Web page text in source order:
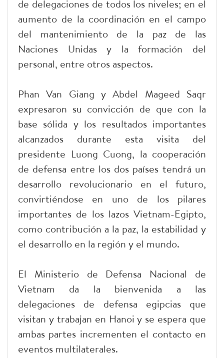
de delegaciones de todos los niveles; en el
aumento de la coordinación en el campo
del mantenimiento de la paz de las
Naciones Unidas y la formación del
personal, entre otros aspectos.
Phan Van Giang y Abdel Mageed Saqr
expresaron su convicción de que con la
base sólida y los resultados importantes
alcanzados durante esta visita del
presidente Luong Cuong, la cooperación
de defensa entre los dos países tendrá un
desarrollo revolucionario en el futuro,
convirtiéndose en uno de los pilares
importantes de los lazos Vietnam-Egipto,
como contribución a la paz, la estabilidad y
el desarrollo en la región y el mundo.
El Ministerio de Defensa Nacional de
Vietnam da la bienvenida a las
delegaciones de defensa egipcias que
visitan y trabajan en Hanoi y se espera que
ambas partes incrementen el contacto en
eventos multilaterales.